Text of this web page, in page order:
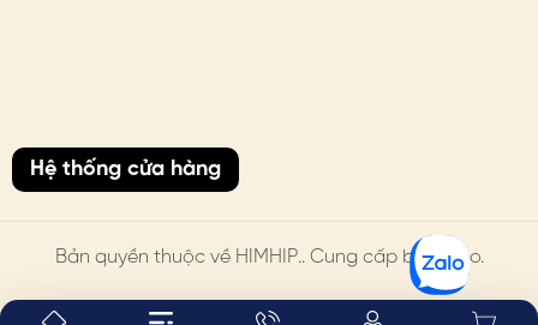
Hệ thống cửa hàng
Bản quyền thuộc về HIMHIP.. Cung cấp bởi Sapo.